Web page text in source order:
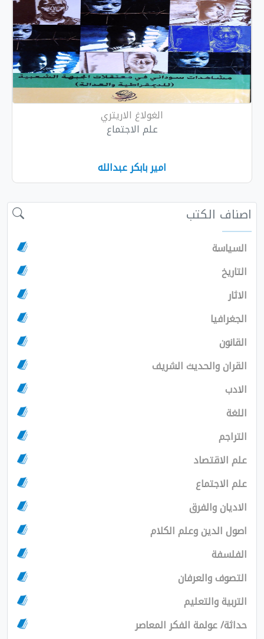
الغولاغ الاريتري
علم الاجتماع
امير بابكر عبدالله
الكتب
والحديث الشريف
والفرق
وعلم الكلام
والعرفان
والتعليم
الفكر المعاصر